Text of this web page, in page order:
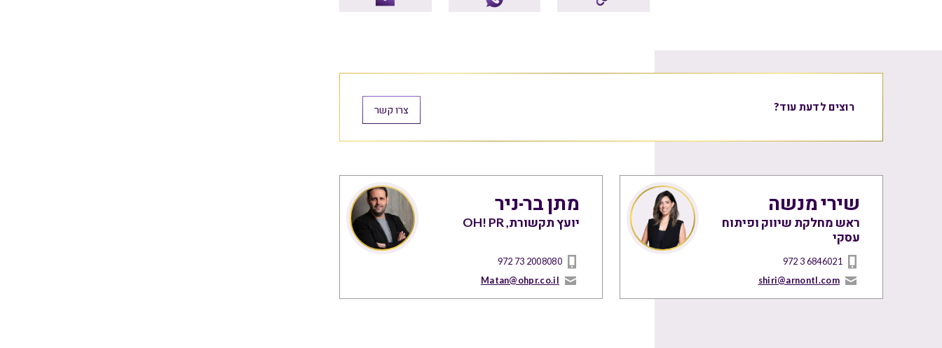
רוצים לדעת עוד? צרו קשר
שירי מנשה
ראש מחלקת שיווק ופיתוח
עסקי
972 3 6846021
shiri@arnontl.com
מתן בר-ניר
יועץ תקשורת, OH! PR
972 73 2008080
Matan@ohpr.co.il